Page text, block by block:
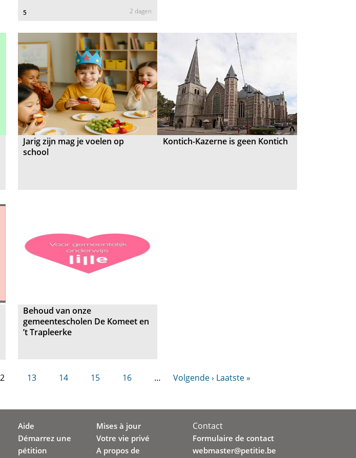
5 2 dagen
Jarig zijn mag je voelen op
school
Kontich-Kazerne is geen Kontich
Behoud van onze
gemeentescholen De Komeet en
’t Trapleerke
13 14 15 16 … Volgende › Laatste »
Aide
Démarrez une
pétition
Mises à jour
Votre vie privé
A propos de
Contact
Formulaire de contact
webmaster@petitie.be